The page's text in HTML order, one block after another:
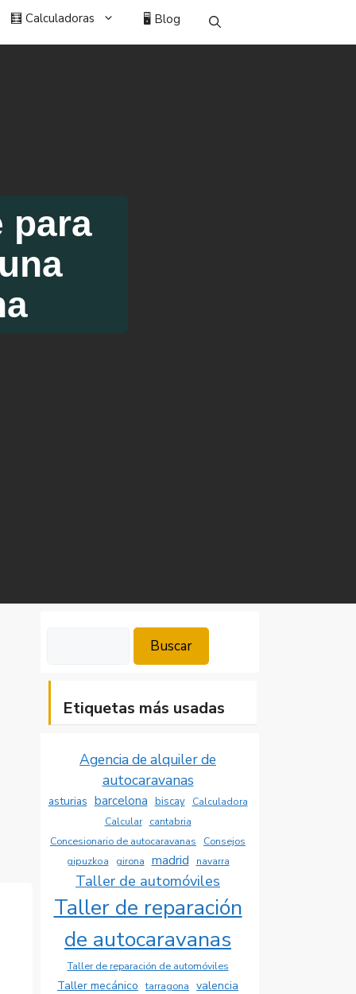
🧮 Calculadoras 🖥️ Blog
para
Buscar
Etiquetas más usadas
Agencia de alquiler de
autocaravanas
asturias barcelona biscay
Calculadora
Calcular
cantabria
Concesionario de autocaravanas Consejos
gipuzkoa girona madrid navarra
Taller de automóviles
Taller de reparación
de autocaravanas
Taller de reparación de automóviles
Taller mecánico tarragona valencia